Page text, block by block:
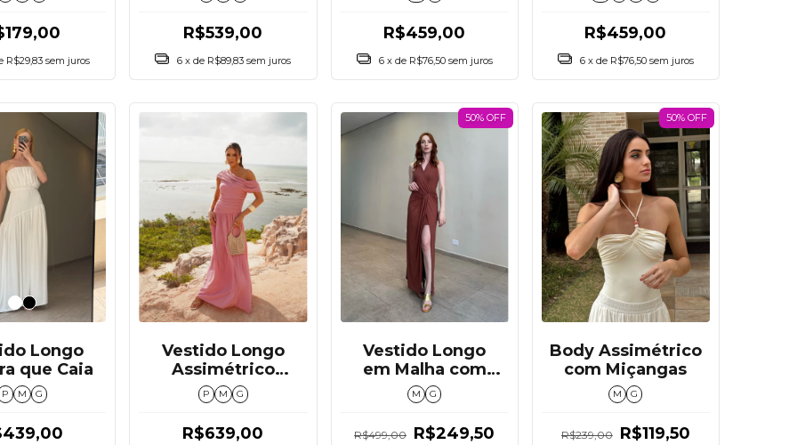
R$29,83 sem juros
R$539,00
6 x de R$89,83 sem juros
R$459,00
6 x de R$76,50 sem juros
R$459,00
6 x de R$76,50 sem juros
Longo
que Caia
P M G
Vestido Longo
Assimétrico
Drapeado
P M G
R$639,00
50% OFF
Vestido Longo
em Malha com
detalhe Dourado
M G
R$499,00 R$249,50
50% OFF
Body Assimétrico
com Miçangas
M G
R$239,00 R$119,50